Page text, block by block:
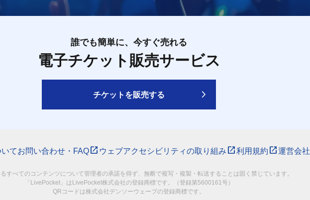
誰でも簡単に、今すぐ売れる
電子チケット販売サービス
チケットを販売する
てお問い合わせ・FAQ ウェブアクセシビリティの取り組み 利用規約 運営会社
すべてのコンテンツについて管理者の承諾を得ず、無断で複写・複製・転送することは固く禁じています。
「LivePocket」はLivePocket株式会社の登録商標です。（登録第5600161号）
QRコードは株式会社デンソーウェーブの登録商標です。